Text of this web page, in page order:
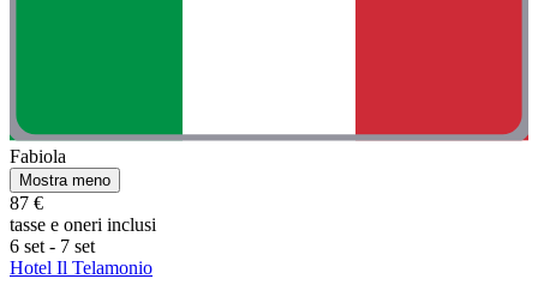
Fabiola
Mostra meno
87 €
tasse e oneri inclusi
6 set - 7 set
Hotel Il Telamonio